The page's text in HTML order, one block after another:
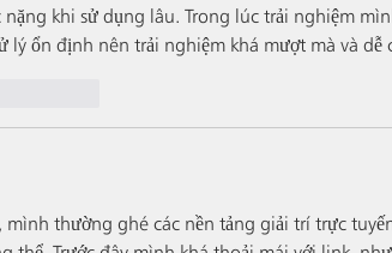
nặng khi sử dụng lâu. Trong lúc trải nghiệm
lý ổn định nên trải nghiệm khá mượt mà và dễ
mình thường ghé các nền tảng giải trí trực